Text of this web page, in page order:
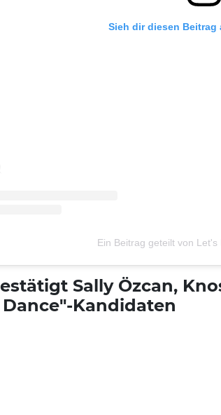
Sieh dir diesen Beitrag
Ein Beitrag geteilt von
Sally Özcan,
Kandidaten